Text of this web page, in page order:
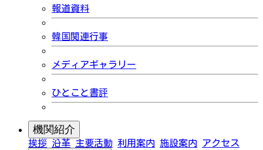
報道資料
韓国関連行事
メディアギャラリー
ひとこと書評
機関紹介
挨拶 沿革 主要活動 利用案内 施設案内 アクセス